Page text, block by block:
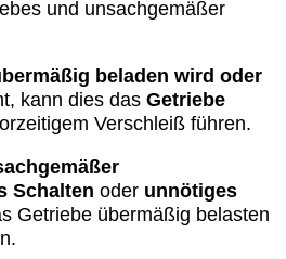
und unsachgemäßer
beladen wird oder
kann dies das Getriebe
Verschleiß führen.
Schalten oder unnötiges
Getriebe übermäßig belasten